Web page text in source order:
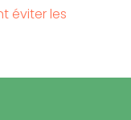
éviter les